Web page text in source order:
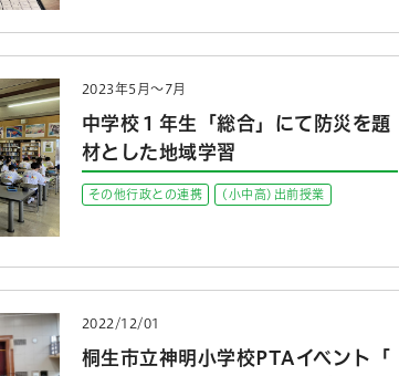
2023年5月～7月
中学校１年生「総合」にて防災を題
材とした地域学習
その他行政との連携 (小中高)出前授業
2022/12/01
桐生市立神明小学校PTAイベント「